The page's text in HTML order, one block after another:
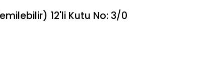
12'li Kutu No: 3/0